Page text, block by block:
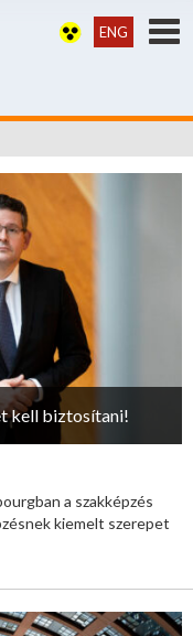
ENG
kell biztosítani!
a szakképzés
kiemelt szerepet